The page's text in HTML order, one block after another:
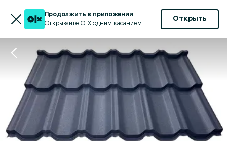
Продолжить в приложении
Открывайте OLX одним касанием
Открыть